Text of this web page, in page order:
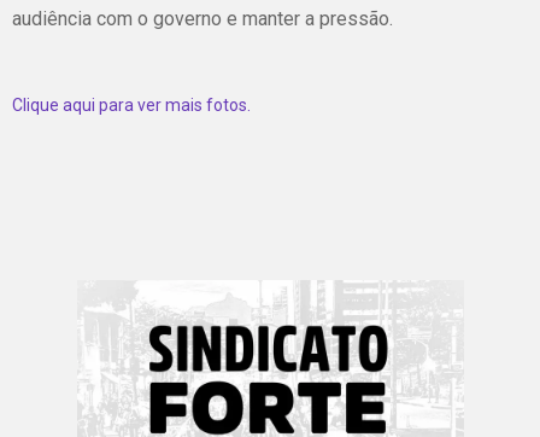
audiência com o governo e manter a pressão.
Clique aqui para ver mais fotos.